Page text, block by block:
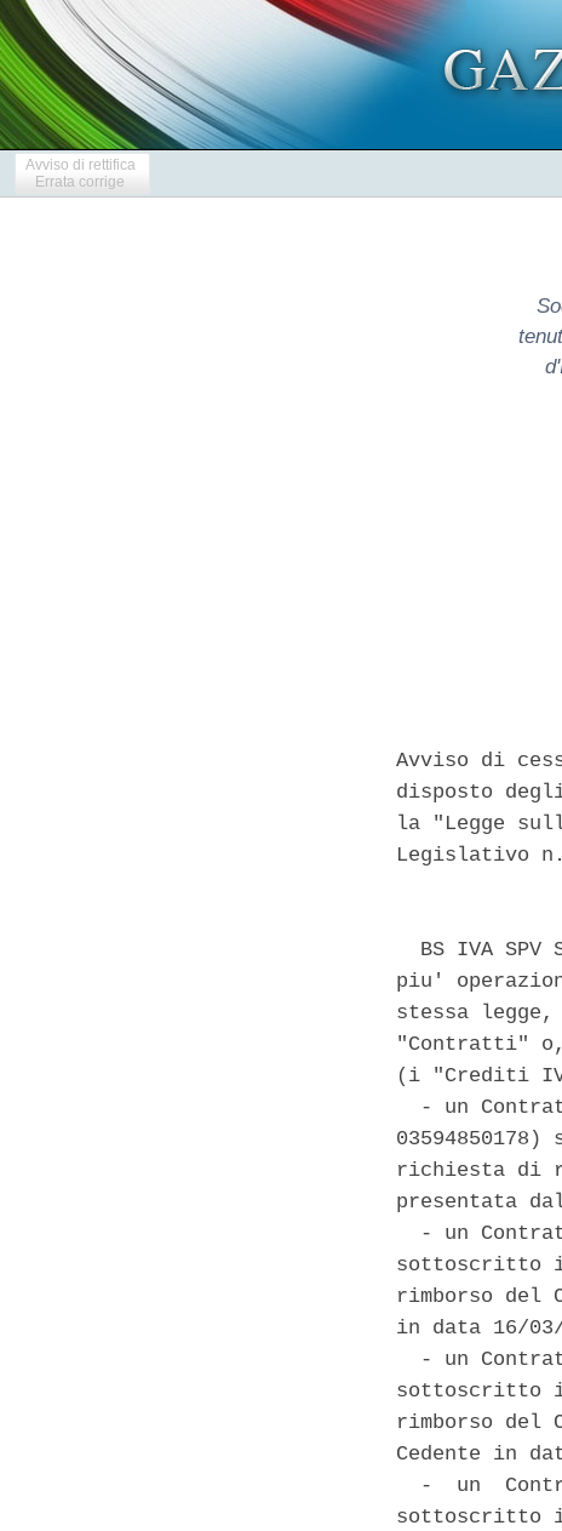
Avviso di rettifica
Errata corrige
Avviso di
disposto
la "Legge
Legislativo
BS IVA SPV
piu'
stessa
"Contratti"
(i "Crediti
- un
richiesta di
presentata
- un
sottoscritto
rimborso del
in data 16/
- un
sottoscritto
rimborso del
Cedente in
-  un
sottoscritto